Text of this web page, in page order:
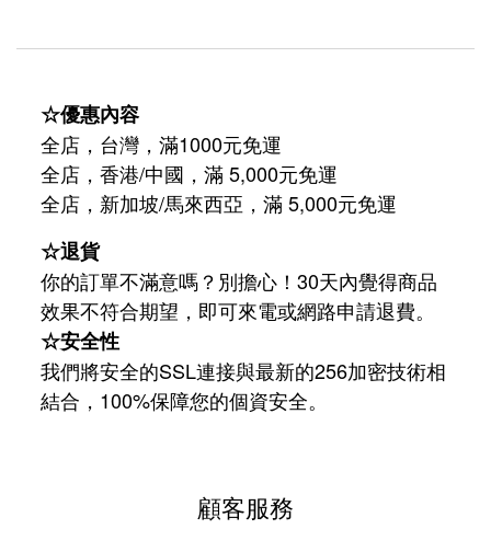
☆優惠內容
全店，台灣，滿1000元免運
全店，香港/中國，滿 5,000元免運
全店，新加坡/馬來西亞，滿 5,000元免運
☆退貨
你的訂單不滿意嗎？別擔心！30天內覺得商品
效果不符合期望，即可來電或網路申請退費。
☆安全性
我們將安全的SSL連接與最新的256加密技術相
結合，100%保障您的個資安全。
顧客服務